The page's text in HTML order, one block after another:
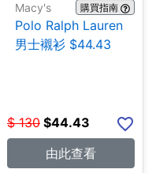
Macy's 購買指南
Polo Ralph Lauren
男士襯衫 $44.43
$ 130 $44.43
由此查看